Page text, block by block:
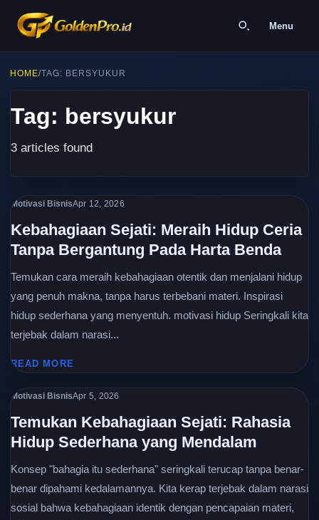
Menu
HOME/TAG: BERSYUKUR
Tag: bersyukur
3 articles found
Motivasi BisnisApr 12, 2026
Kebahagiaan Sejati: Meraih Hidup Ceria
Tanpa Bergantung Pada Harta Benda
Temukan cara meraih kebahagiaan otentik dan menjalani hidup
yang penuh makna, tanpa harus terbebani materi. Inspirasi
hidup sederhana yang menyentuh. motivasi hidup Seringkali kita
terjebak dalam narasi...
READ MORE
Motivasi BisnisApr 5, 2026
Temukan Kebahagiaan Sejati: Rahasia
Hidup Sederhana yang Mendalam
Konsep "bahagia itu sederhana" seringkali terucap tanpa benar-
benar dipahami kedalamannya. Kita kerap terjebak dalam narasi
sosial bahwa kebahagiaan identik dengan pencapaian materi,